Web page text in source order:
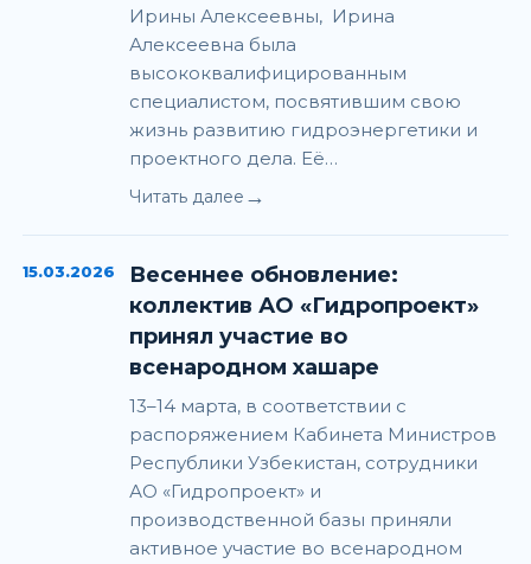
Ирины Алексеевны, Ирина
Алексеевна была
высококвалифицированным
специалистом, посвятившим свою
жизнь развитию гидроэнергетики и
проектного дела. Её…
Читать далее →
15.03.2026
Весеннее обновление:
коллектив АО «Гидропроект»
принял участие во
всенародном хашаре
13–14 марта, в соответствии с
распоряжением Кабинета Министров
Республики Узбекистан, сотрудники
АО «Гидропроект» и
производственной базы приняли
активное участие во всенародном